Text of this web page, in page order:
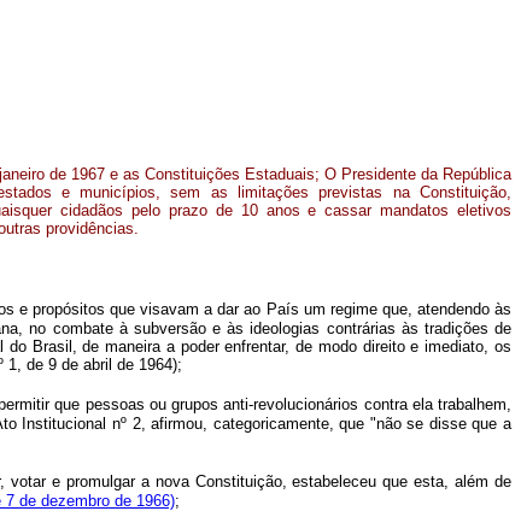
de 1967 e as Constituições Estaduais; O Presidente da República
e municípios, sem as limitações previstas na Constituição,
cidadãos pelo prazo de 10 anos e cassar mandatos eletivos
providências.
e propósitos que visavam a dar ao País um regime que, atendendo às
no combate à subversão e às ideologias contrárias às tradições de
Brasil, de maneira a poder enfrentar, de modo direito e imediato, os
1, de 9 de abril de 1964);
que pessoas ou grupos anti-revolucionários contra ela trabalhem,
Institucional nº 2, afirmou, categoricamente, que "não se disse que a
e promulgar a nova Constituição, estabeleceu que esta, além de
de dezembro de 1966);